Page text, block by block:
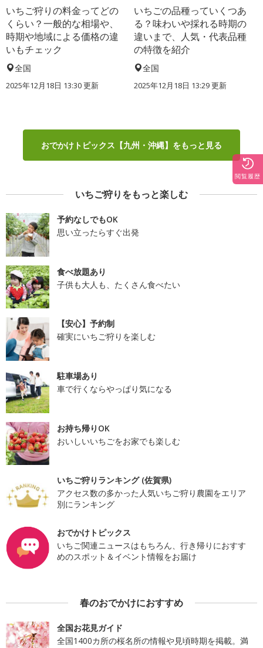
いちご狩りの料金ってどの
くらい？一般的な相場や、
時期や地域による価格の違
いもチェック
全国
2025年12月18日 13:30 更新
いちごの品種っていくつあ
る？味わいや採れる時期の
違いまで、人気・代表品種
の特徴を紹介
全国
2025年12月18日 13:29 更新
おでかけトピックス【九州・沖縄】をもっと見る
いちご狩りをもっと楽しむ
予約なしでもOK
思い立ったらすぐ出発
食べ放題あり
子供も大人も、たくさん食べたい
【安心】予約制
確実にいちご狩りを楽しむ
駐車場あり
車で行くならやっぱり気になる
お持ち帰りOK
おいしいいちごをお家でも楽しむ
いちご狩りランキング (佐賀県)
アクセス数の多かった人気いちご狩り農園をエリア
別にランキング
おでかけトピックス
いちご関連ニュースはもちろん、行き帰りにおすす
めのスポット＆イベント情報をお届け
春のおでかけにおすすめ
全国お花見ガイド
全国1400カ所の桜名所の情報や見頃時期を掲載。満
閲覧履歴